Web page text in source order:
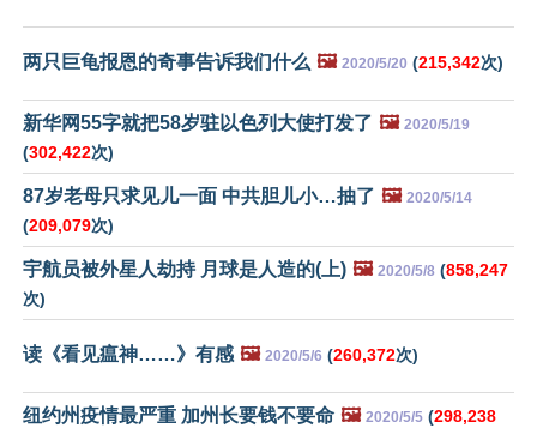
两只巨龟报恩的奇事告诉我们什么 🖼️ 2020/5/20 (215,342次)
新华网55字就把58岁驻以色列大使打发了 🖼️ 2020/5/19
(302,422次)
87岁老母只求见儿一面 中共胆儿小…抽了 🖼️ 2020/5/14
(209,079次)
宇航员被外星人劫持 月球是人造的(上) 🖼️ 2020/5/8 (858,247
次)
读《看见瘟神……》有感 🖼️ 2020/5/6 (260,372次)
纽约州疫情最严重 加州长要钱不要命 🖼️ 2020/5/5 (298,238